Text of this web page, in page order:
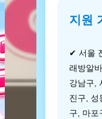
지원
✔ 서울
래방알바
강남구,
진구, 성
구, 마포